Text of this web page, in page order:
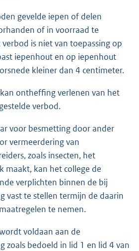
gevelde iepen of delen
of in voorraad te
is niet van toepassing op
iepenhout en op iepenhout
kleiner dan 4 centimeter.
ontheffing verlenen van het
verbod.
voor besmetting door ander
vermeerdering van
zoals insecten, het
maakt, kan het college de
verplichten binnen de bij
vast te stellen termijn de daarin
te nemen.
voldaan aan de
zoals bedoeld in lid 1 en lid 4 van